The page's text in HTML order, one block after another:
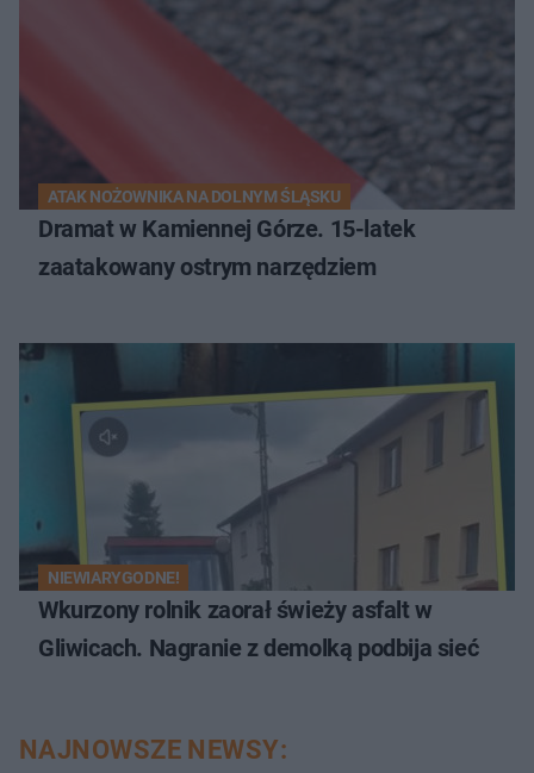
ATAK NOŻOWNIKA NA DOLNYM ŚLĄSKU
Dramat w Kamiennej Górze. 15-latek
zaatakowany ostrym narzędziem
NIEWIARYGODNE!
Wkurzony rolnik zaorał świeży asfalt w
Gliwicach. Nagranie z demolką podbija sieć
NAJNOWSZE NEWSY: